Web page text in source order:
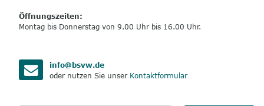
Öffnungszeiten:
Montag bis Donnerstag von 9.00 Uhr bis 16.00 Uhr.
info@bsvw.de
oder nutzen Sie unser Kontaktformular